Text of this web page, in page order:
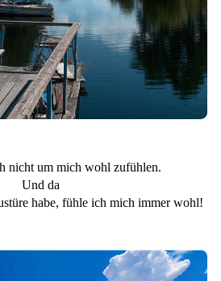
nicht um mich wohl zufühlen.
Und da
habe, fühle ich mich immer wohl!